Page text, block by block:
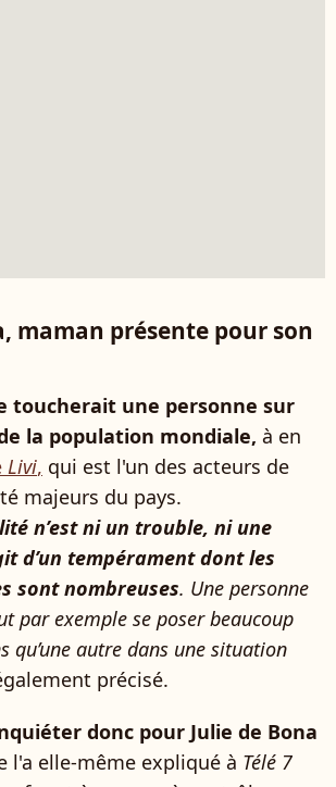
maman présente pour son
toucherait une personne sur
la population mondiale, à en
Livi, qui est l'un des acteurs de
majeurs du pays.
n’est ni un trouble, ni une
d’un tempérament dont les
sont nombreuses. Une personne
par exemple se poser beaucoup
qu’une autre dans une situation
précisé.
donc pour Julie de Bona
l'a elle-même expliqué à Télé 7